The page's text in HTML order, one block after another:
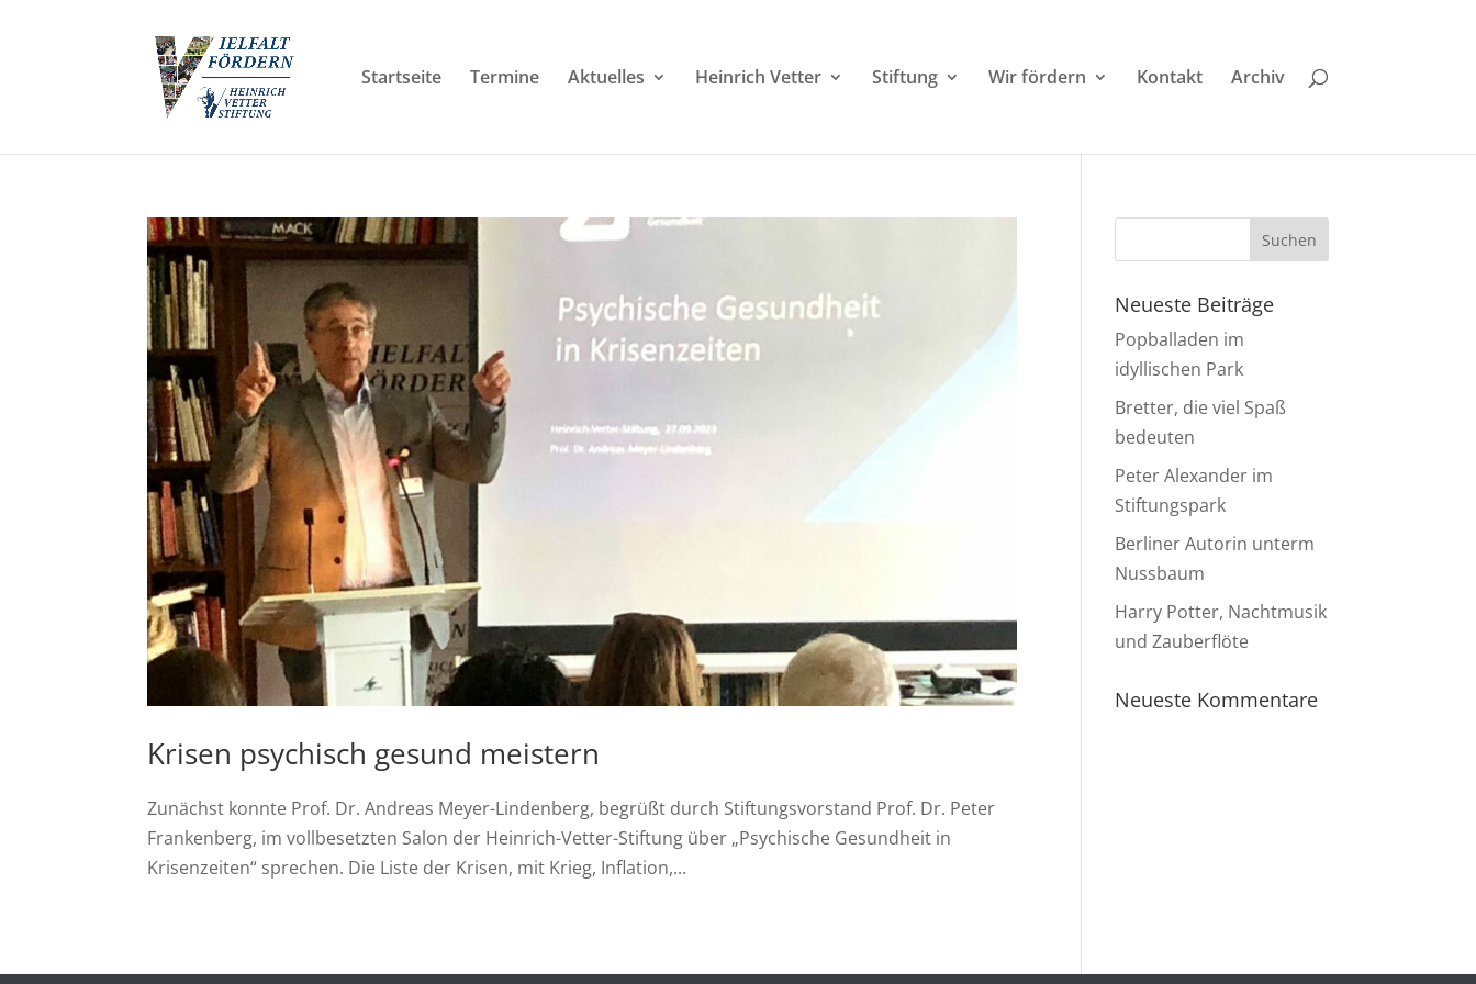
Startseite Termine Aktuelles Heinrich Vetter Stiftung Wir fördern Kontakt Archiv
Krisen psychisch gesund meistern
Zunächst konnte Prof. Dr. Andreas Meyer-Lindenberg, begrüßt durch Stiftungsvorstand Prof. Dr. Peter
Frankenberg, im vollbesetzten Salon der Heinrich-Vetter-Stiftung über „Psychische Gesundheit in
Krisenzeiten“ sprechen. Die Liste der Krisen, mit Krieg, Inflation,...
Neueste Beiträge
Popballaden im
idyllischen Park
Bretter, die viel Spaß
bedeuten
Peter Alexander im
Stiftungspark
Berliner Autorin unterm
Nussbaum
Harry Potter, Nachtmusik
und Zauberflöte
Neueste Kommentare